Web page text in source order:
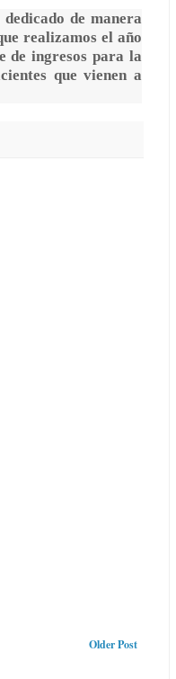
de manera
realizamos el año
de ingresos para la
que vienen a
Older Post